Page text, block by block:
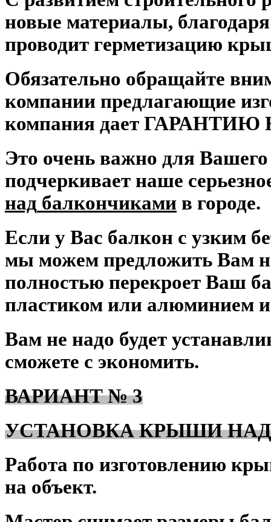
новые материалы,
проводит герметизацию
Обязательно обращайте
компании предлагающие
компания дает ГАРАНТИЮ
Это очень важно для
подчеркивает наше
над балкончиками в городе.
Если у Вас балкон с узким
мы можем предложить Вам
полностью перекроет Ваш
пластиком или алюминием и
Вам не надо будет
сможете с экономить.
ВАРИАНТ № 3
УСТАНОВКА КРЫШИ
Работа по изготовлению
на объект.